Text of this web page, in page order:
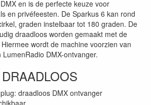
en is de perfecte keuze voor
en privéfeesten. De Sparkus 6 kan rond
graden instelbaar tot 180 graden. De
draadloos worden gemaakt met de
wordt de machine voorzien van
DMX-ontvanger.
draadloos DMX ontvanger